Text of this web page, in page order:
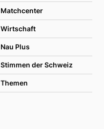
Matchcenter
Wirtschaft
Nau Plus
Stimmen der Schweiz
Themen